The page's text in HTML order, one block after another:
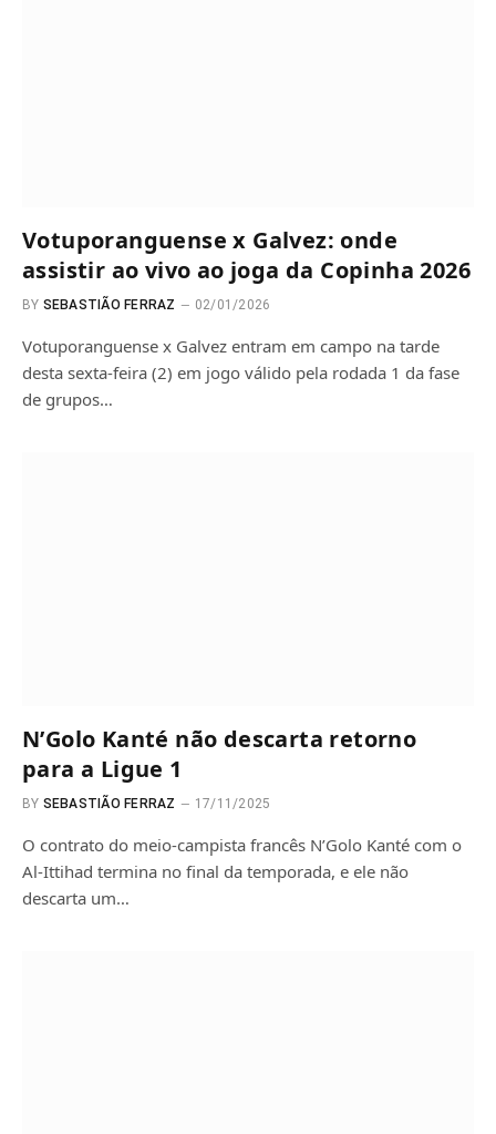
Votuporanguense x Galvez: onde
assistir ao vivo ao joga da Copinha 2026
BY SEBASTIÃO FERRAZ 02/01/2026
Votuporanguense x Galvez entram em campo na tarde
desta sexta-feira (2) em jogo válido pela rodada 1 da fase
de grupos…
N’Golo Kanté não descarta retorno
para a Ligue 1
BY SEBASTIÃO FERRAZ 17/11/2025
O contrato do meio-campista francês N’Golo Kanté com o
Al-Ittihad termina no final da temporada, e ele não
descarta um…